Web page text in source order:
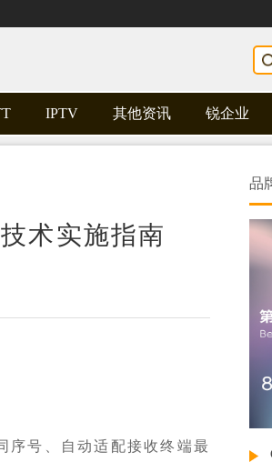
IPTV 其他资讯 锐企业
术实施指南
序号、自动适配接收终端最
品